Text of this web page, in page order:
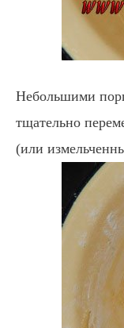
Небольшими
тщательно
(или